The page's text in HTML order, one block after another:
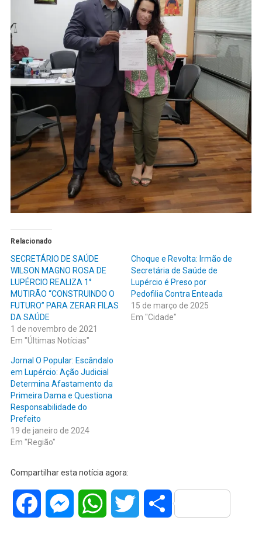
Relacionado
SECRETÁRIO DE SAÚDE
WILSON MAGNO ROSA DE
LUPÉRCIO REALIZA 1°
MUTIRÃO “CONSTRUINDO O
FUTURO” PARA ZERAR FILAS
DA SAÚDE
1 de novembro de 2021
Em "Últimas Notícias"
Choque e Revolta: Irmão de
Secretária de Saúde de
Lupércio é Preso por
Pedofilia Contra Enteada
15 de março de 2025
Em "Cidade"
Jornal O Popular: Escândalo
em Lupércio: Ação Judicial
Determina Afastamento da
Primeira Dama e Questiona
Responsabilidade do
Prefeito
19 de janeiro de 2024
Em "Região"
Compartilhar esta notícia agora:
Facebook MessengerWhatsAppTwitter Share